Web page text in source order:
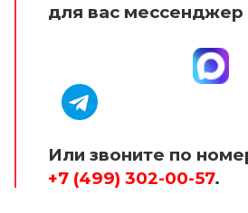
для вас мессенджер
Или звоните по
+7 (499) 302-00-57.